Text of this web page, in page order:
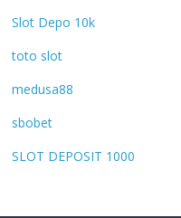
Slot Depo 10k
toto slot
medusa88
sbobet
SLOT DEPOSIT 1000